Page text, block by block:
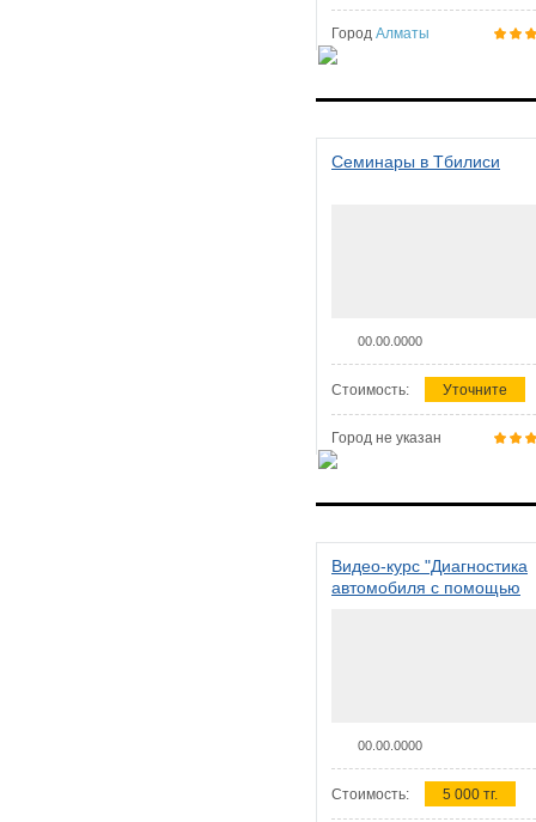
Город Алматы
Семинары в Тбилиси
00.00.0000
Стоимость: Уточните
Город не указан
Видео-курс "Диагностика
автомобиля с помощью
00.00.0000
Стоимость: 5 000 тг.